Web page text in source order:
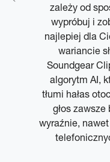
zależy od
wypróbuj i
najlepiej dla
wariancie
Soundgear
algorytm AI,
tłumi hałas
głos zawsze
wyraźnie,